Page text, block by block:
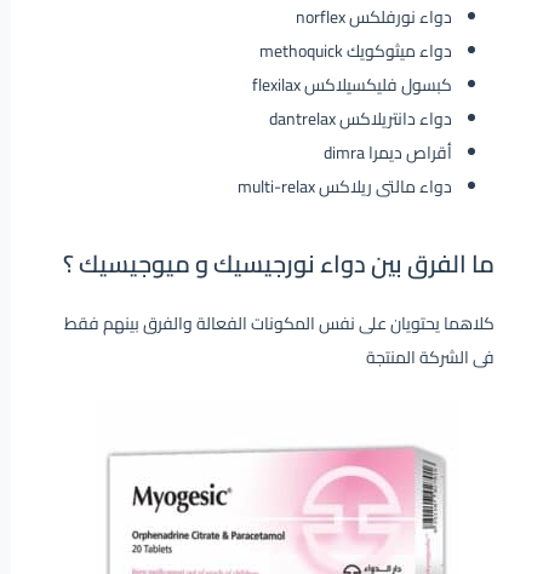
دواء نورفلكس norflex
دواء ميثوكويك methoquick
كبسول فليكسيلاكس flexilax
دواء دانتريلاكس dantrelax
أقراص ديمرا dimra
دواء مالتى ريلاكس multi-relax
ما الفرق بين دواء نورجيسيك و ميوجيسيك ؟
كلاهما يحتويان على نفس المكونات الفعالة والفرق بينهم فقط
فى الشركة المنتجة